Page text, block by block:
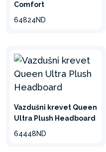
Comfort
64824ND
Vazdušni krevet Queen
Ultra Plush Headboard
64448ND